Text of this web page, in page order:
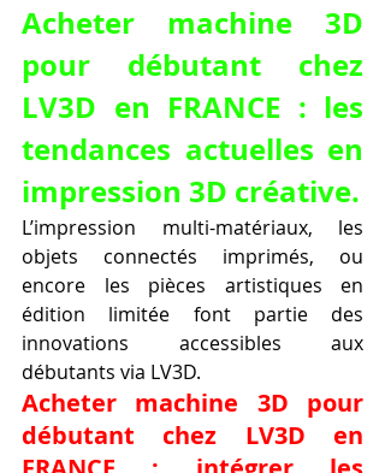
Acheter machine 3D
pour débutant chez
LV3D en FRANCE : les
tendances actuelles en
impression 3D créative.
L’impression multi-matériaux, les
objets connectés imprimés, ou
encore les pièces artistiques en
édition limitée font partie des
innovations accessibles aux
débutants via LV3D.
Acheter machine 3D pour
débutant chez LV3D en